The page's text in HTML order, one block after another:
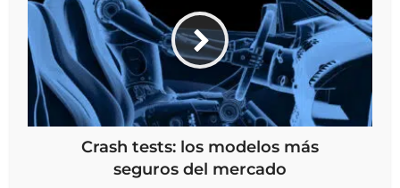
Crash tests: los modelos más
seguros del mercado